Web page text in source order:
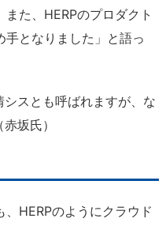
た、HERPのプロダクト
となりました」と語っ
スとも呼ばれますが、な
坂氏）
HERPのようにクラウド